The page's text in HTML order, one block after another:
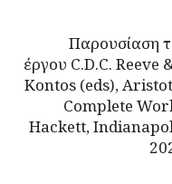
Παρουσίαση
έργου C.D.C. Reeve
Kontos (eds),
Complete
Hackett,